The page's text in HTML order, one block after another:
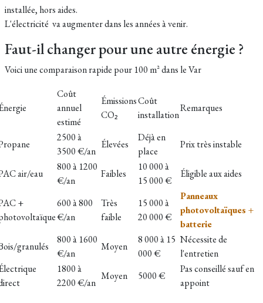
installée, hors aides.
L'électricité va augmenter dans les années à venir.
Faut-il changer pour une autre énergie ?
Voici une comparaison rapide pour 100 m² dans le Var
Coût
annuel
estimé
Émissions
CO₂
Coût
installation
Remarques
2500 à
3500 €/an
Élevées
Déjà en
place
Prix très instable
air/eau
800 à 1200
€/an
Faibles
10 000 à
15 000 €
Éligible aux aides
+
600 à 800
€/an
Très
faible
15 000 à
20 000 €
Panneaux
photovoltaïques +
batterie
granulés
800 à 1600
€/an
Moyen
8 000 à 15
000 €
Nécessite de
l'entretien
1800 à
2200 €/an
Moyen 5000 €
Pas conseillé sauf en
appoint